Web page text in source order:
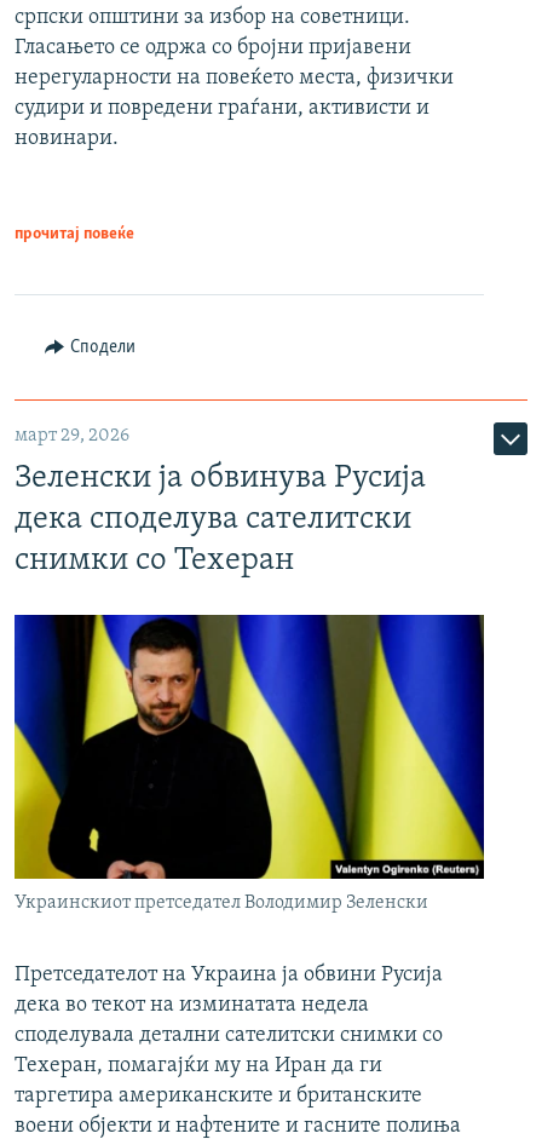
српски општини за избор на советници.
Гласањето се одржа со бројни пријавени
нерегуларности на повеќето места, физички
судири и повредени граѓани, активисти и
новинари.
прочитај повеќе
Сподели
март 29, 2026
Зеленски ја обвинува Русија
дека споделува сателитски
снимки со Техеран
Украинскиот претседател Володимир Зеленски
Претседателот на Украина ја обвини Русија
дека во текот на изминатата недела
споделувала детални сателитски снимки со
Техеран, помагајќи му на Иран да ги
таргетира американските и британските
воени објекти и нафтените и гасните полиња